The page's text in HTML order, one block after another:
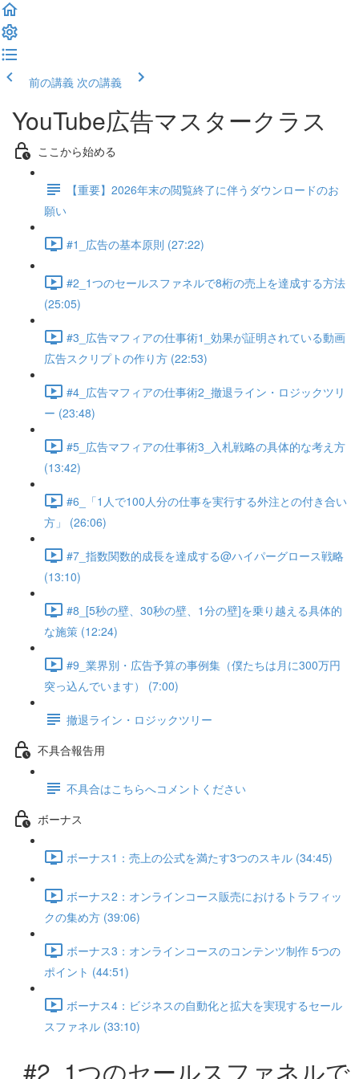
前の講義 次の講義
YouTube広告マスタークラス
ここから始める
【重要】2026年末の閲覧終了に伴うダウンロードのお
願い
#1_広告の基本原則 (27:22)
#2_1つのセールスファネルで8桁の売上を達成する方法
(25:05)
#3_広告マフィアの仕事術1_効果が証明されている動画
広告スクリプトの作り方 (22:53)
#4_広告マフィアの仕事術2_撤退ライン・ロジックツリ
ー (23:48)
#5_広告マフィアの仕事術3_入札戦略の具体的な考え方
(13:42)
#6_「1人で100人分の仕事を実行する外注との付き合い
方」 (26:06)
#7_指数関数的成長を達成する@ハイパーグロース戦略
(13:10)
#8_[5秒の壁、30秒の壁、1分の壁]を乗り越える具体的
な施策 (12:24)
#9_業界別・広告予算の事例集（僕たちは月に300万円
突っ込んでいます） (7:00)
撤退ライン・ロジックツリー
不具合報告用
不具合はこちらへコメントください
ボーナス
ボーナス1：売上の公式を満たす3つのスキル (34:45)
ボーナス2：オンラインコース販売におけるトラフィッ
クの集め方 (39:06)
ボーナス3：オンラインコースのコンテンツ制作 5つの
ポイント (44:51)
ボーナス4：ビジネスの自動化と拡大を実現するセール
スファネル (33:10)
#2_1つのセールスファネルで